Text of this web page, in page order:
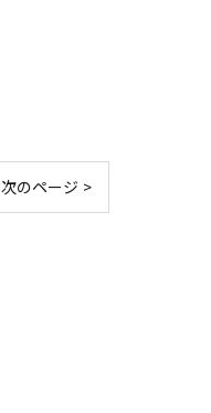
次のページ >